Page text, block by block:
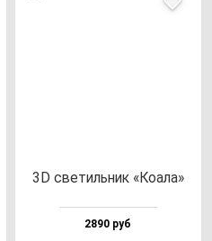
3D све­тиль­ник «Коала»
2890 руб